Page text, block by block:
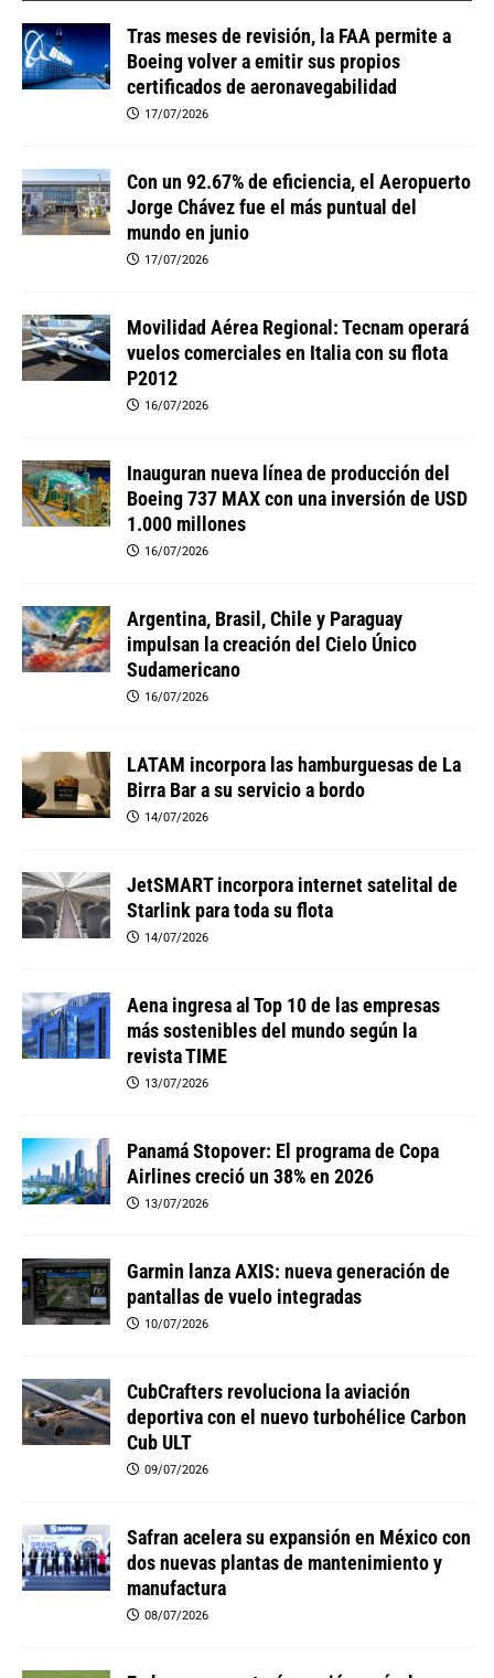
Tras meses de revisión, la FAA permite a
Boeing volver a emitir sus propios
certificados de aeronavegabilidad
17/07/2026
Con un 92.67% de eficiencia, el Aeropuerto
Jorge Chávez fue el más puntual del
mundo en junio
17/07/2026
Movilidad Aérea Regional: Tecnam operará
vuelos comerciales en Italia con su flota
P2012
16/07/2026
Inauguran nueva línea de producción del
Boeing 737 MAX con una inversión de USD
1.000 millones
16/07/2026
Argentina, Brasil, Chile y Paraguay
impulsan la creación del Cielo Único
Sudamericano
16/07/2026
LATAM incorpora las hamburguesas de La
Birra Bar a su servicio a bordo
14/07/2026
JetSMART incorpora internet satelital de
Starlink para toda su flota
14/07/2026
Aena ingresa al Top 10 de las empresas
más sostenibles del mundo según la
revista TIME
13/07/2026
Panamá Stopover: El programa de Copa
Airlines creció un 38% en 2026
13/07/2026
Garmin lanza AXIS: nueva generación de
pantallas de vuelo integradas
10/07/2026
CubCrafters revoluciona la aviación
deportiva con el nuevo turbohélice Carbon
Cub ULT
09/07/2026
Safran acelera su expansión en México con
dos nuevas plantas de mantenimiento y
manufactura
08/07/2026